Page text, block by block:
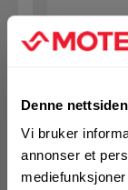
Denne
Vi bruker
annonser et
1 Pakke a 100